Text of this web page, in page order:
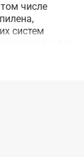
числе
систем
а так